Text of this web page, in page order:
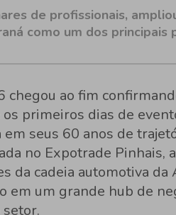
de profissionais,
como um dos
chegou ao fim
primeiros dias de
seus 60 anos de
no Expotrade Pinhais,
da cadeia automotiva
em um grande hub de
setor.